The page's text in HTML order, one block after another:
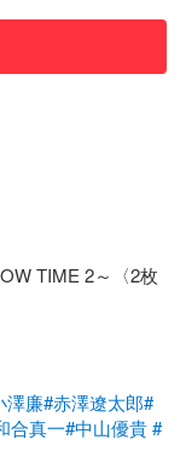
TIME 2～〈2枚
澤廉#赤澤遼太郎#
合真一#中山優貴#